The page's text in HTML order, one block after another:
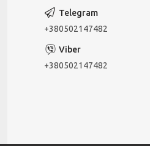
+380502147482
+380502147482